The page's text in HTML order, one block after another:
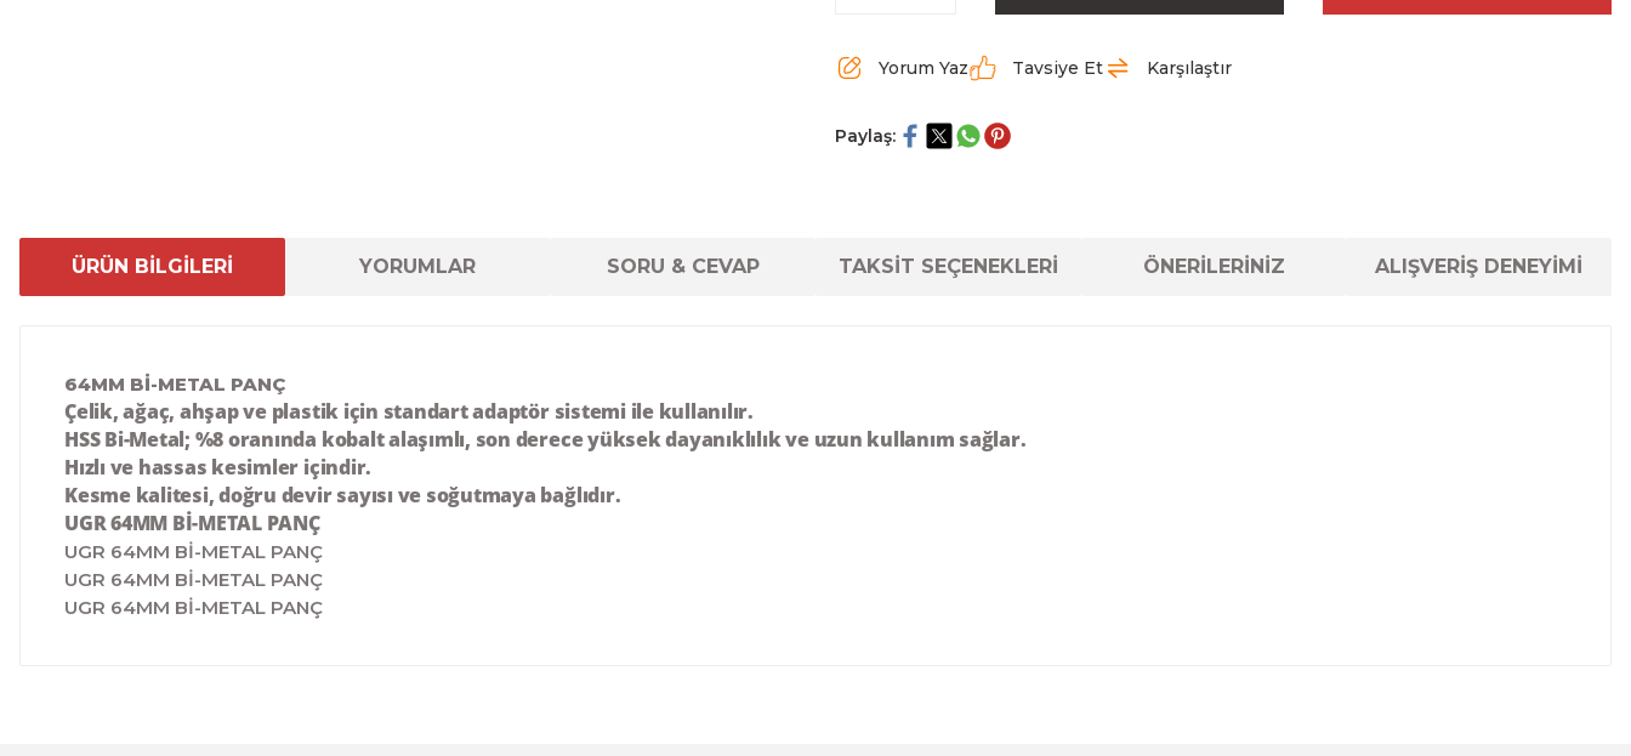
Yorum Yaz Tavsiye Et Karşılaştır
Paylaş:
ÜRÜN BİLGİLERİ YORUMLAR SORU & CEVAP TAKSİT SEÇENEKLERİ ÖNERİLERİNİZ ALIŞVERİŞ DENEYİMİ
64MM Bİ-METAL PANÇ
Çelik, ağaç, ahşap ve plastik için standart adaptör sistemi ile kullanılır.
HSS Bi-Metal; %8 oranında kobalt alaşımlı, son derece yüksek dayanıklılık ve uzun kullanım sağlar.
Hızlı ve hassas kesimler içindir.
Kesme kalitesi, doğru devir sayısı ve soğutmaya bağlıdır.
UGR 64MM Bİ-METAL PANÇ
UGR 64MM Bİ-METAL PANÇ
UGR 64MM Bİ-METAL PANÇ
UGR 64MM Bİ-METAL PANÇ